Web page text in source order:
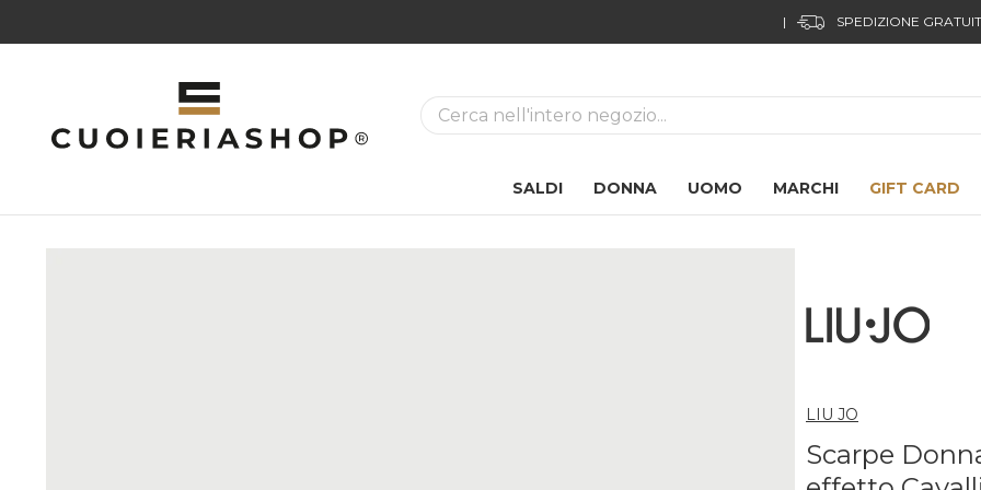
| SPEDIZIONE
La ricerca
SALDI DONNA UOMO MARCHI GIFT CARD
SUI PRODOTTI
LIU JO
Scarpe